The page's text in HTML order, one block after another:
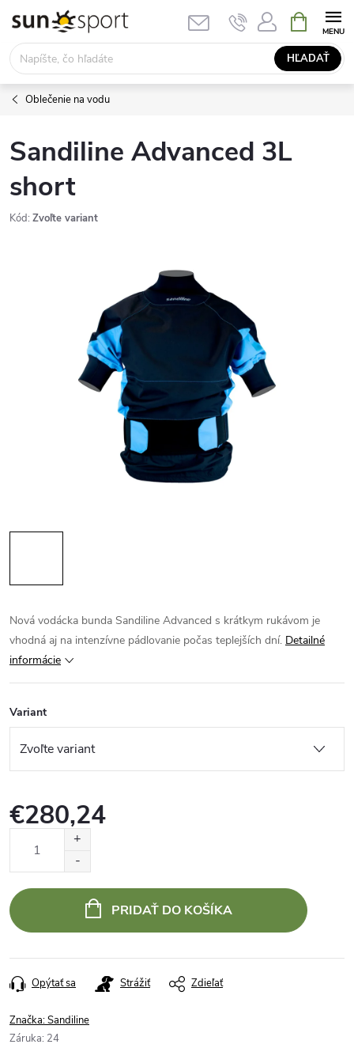
obsah
HĽADAŤ
KOŠÍK
Oblečenie na vodu
Sandiline Advanced 3L
short
Kód: Zvoľte variant
Nová vodácka bunda Sandiline Advanced s krátkym rukávom je
vhodná aj na intenzívne pádlovanie počas teplejších dní. Detailné
informácie
Variant
€280,24
PRIDAŤ DO KOŠÍKA
Opýtať sa Strážiť Zdieľať
Značka:Sandiline
Záruka: 24